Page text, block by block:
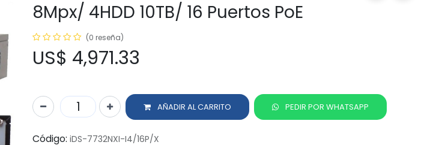
8Mpx/ 4HDD 10TB/ 16 Puertos PoE
(0 reseña)
US$ 4,971.33
AÑADIR AL CARRITO PEDIR POR WHATSAPP
Código: iDS-7732NXI-I4/16P/X